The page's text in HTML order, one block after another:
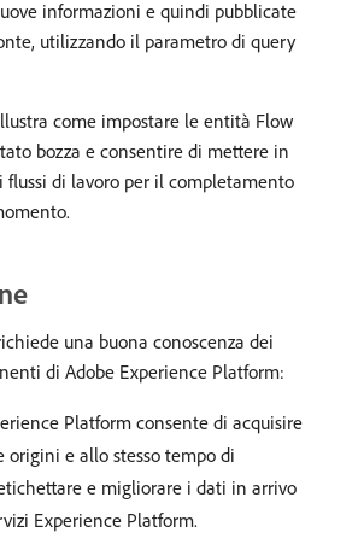
informazioni e quindi pubblicate
utilizzando il parametro di query
come impostare le entità Flow
bozza e consentire di mettere in
flussi di lavoro per il completamento
una buona conoscenza dei
di Adobe Experience Platform:
Platform consente di acquisire
origini e allo stesso tempo di
e migliorare i dati in arrivo
Experience Platform.